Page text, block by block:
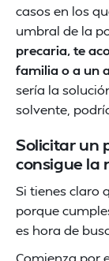
casos en los
umbral de la
precaria, te
familia o a un
sería la
solvente,
Solicitar un
consigue la
Si tienes claro
porque
es hora de
Comienza por